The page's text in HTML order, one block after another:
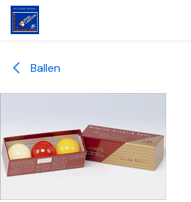
Overslaan naar inhoud
Ballen